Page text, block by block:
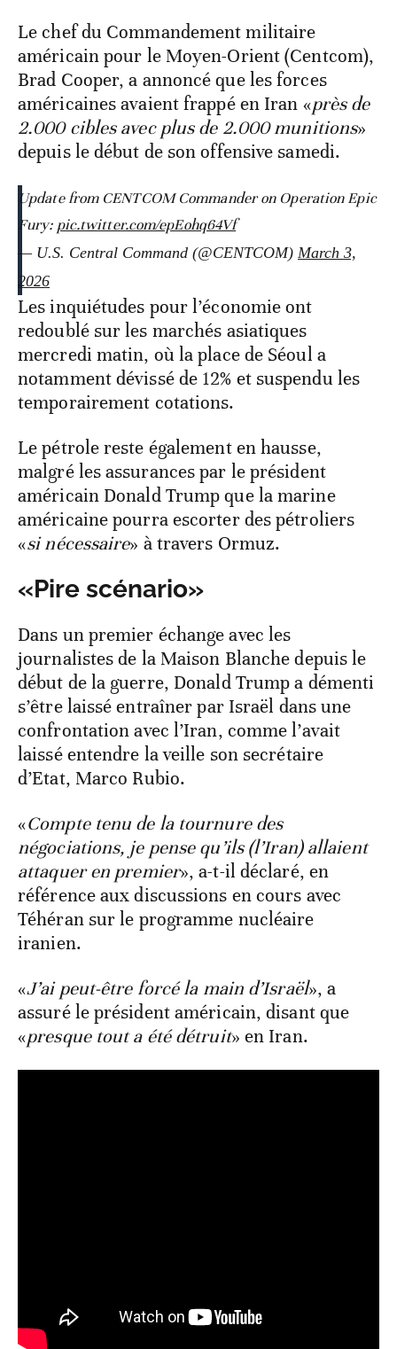
Le chef du Commandement militaire
américain pour le Moyen-Orient (Centcom),
Brad Cooper, a annoncé que les forces
américaines avaient frappé en Iran «près de
2.000 cibles avec plus de 2.000 munitions»
depuis le début de son offensive samedi.
Update from CENTCOM Commander on Operation Epic
Fury: pic.twitter.com/epEohq64Vf
— U.S. Central Command (@CENTCOM) March 3,
2026
Les inquiétudes pour l’économie ont
redoublé sur les marchés asiatiques
mercredi matin, où la place de Séoul a
notamment dévissé de 12% et suspendu les
temporairement cotations.
Le pétrole reste également en hausse,
malgré les assurances par le président
américain Donald Trump que la marine
américaine pourra escorter des pétroliers
«si nécessaire» à travers Ormuz.
«Pire scénario»
Dans un premier échange avec les
journalistes de la Maison Blanche depuis le
début de la guerre, Donald Trump a démenti
s’être laissé entraîner par Israël dans une
confrontation avec l’Iran, comme l’avait
laissé entendre la veille son secrétaire
d’Etat, Marco Rubio.
«Compte tenu de la tournure des
négociations, je pense qu’ils (l’Iran) allaient
attaquer en premier», a-t-il déclaré, en
référence aux discussions en cours avec
Téhéran sur le programme nucléaire
iranien.
«J’ai peut-être forcé la main d’Israël», a
assuré le président américain, disant que
«presque tout a été détruit» en Iran.